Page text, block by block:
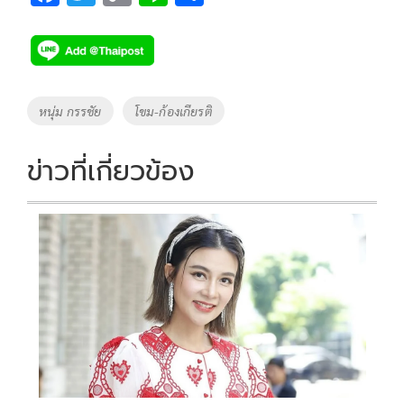
e
b
o
k
tt
er
p
y
Li
k
Tags
หนุ่ม กรรชัย โขม-ก้องเกียรติ
ข่าวที่เกี่ยวข้อง